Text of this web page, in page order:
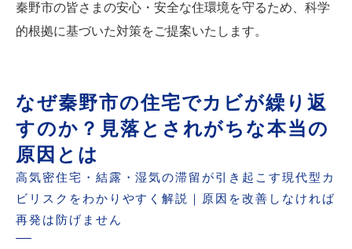
秦野市の皆さまの安心・安全な住環境を守るため、科学
的根拠に基づいた対策をご提案いたします。
なぜ秦野市の住宅でカビが繰り返
すのか？見落とされがちな本当の
原因とは
高気密住宅・結露・湿気の滞留が引き起こす現代型カ
ビリスクをわかりやすく解説｜原因を改善しなければ
再発は防げません